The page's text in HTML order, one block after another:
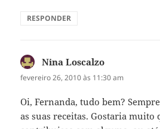
RESPONDER
Nina Loscalzo
fevereiro 26, 2010 às 11:30 am
Oi, Fernanda, tudo bem?
as suas receitas. Gostaria muito